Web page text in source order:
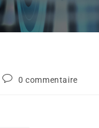
0 commentaire